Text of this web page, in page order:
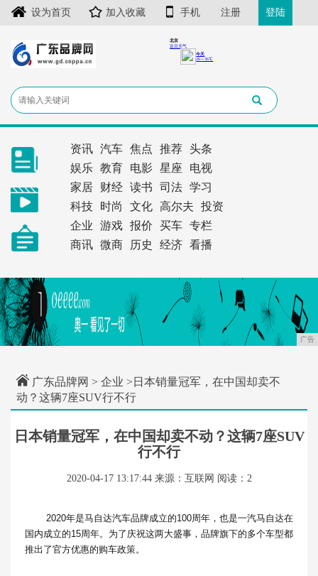
设为首页 加入收藏 手机 注册 登陆
资讯 汽车 焦点 推荐
头条
娱乐
教育 电影 星座
电视
家居
财经 读书 司法
学习
科技
时尚 文化 高尔夫
投资
企业
游戏 报价 买车
专栏
商讯
微商 历史 经济 看播
广告
广东品牌网 > 企业 >日本销量冠军，在中国却卖不
动？这辆7座SUV行不行
日本销量冠军，在中国却卖不动？这辆7座SUV
行不行
2020-04-17 13:17:44 来源：互联网 阅读：2
2020年是马自达汽车品牌成立的100周年，也是一汽马自达在
国内成立的15周年。为了庆祝这两大盛事，品牌旗下的多个车型都
推出了官方优惠的购车政策。